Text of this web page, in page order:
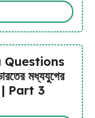
মধ্যযুগের
| Part 3